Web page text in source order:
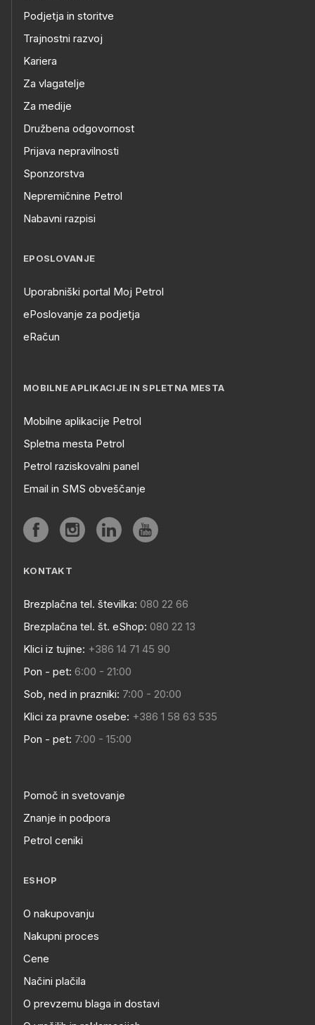
Podjetja in storitve
Trajnostni razvoj
Kariera
Za vlagatelje
Za medije
Družbena odgovornost
Prijava nepravilnosti
Sponzorstva
Nepremičnine Petrol
Nabavni razpisi
EPOSLOVANJE
Uporabniški portal Moj Petrol
ePoslovanje za podjetja
eRačun
MOBILNE APLIKACIJE IN SPLETNA MESTA
Mobilne aplikacije Petrol
Spletna mesta Petrol
Petrol raziskovalni panel
Email in SMS obveščanje
KONTAKT
Brezplačna tel. številka: 080 22 66
Brezplačna tel. št. eShop: 080 22 13
Klici iz tujine: +386 14 71 45 90
Pon - pet: 6:00 - 21:00
Sob, ned in prazniki: 7:00 - 20:00
Klici za pravne osebe: +386 1 58 63 535
Pon - pet: 7:00 - 15:00
Pomoč in svetovanje
Znanje in podpora
Petrol ceniki
ESHOP
O nakupovanju
Nakupni proces
Cene
Načini plačila
O prevzemu blaga in dostavi